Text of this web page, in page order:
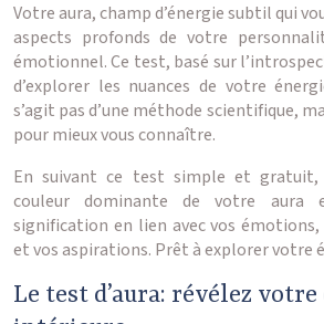
Votre aura, champ d’énergie subtil qui
aspects profonds de votre
émotionnel. Ce test, basé sur
d’explorer les nuances de votre
s’agit pas d’une méthode scientifique,
pour mieux vous connaître.
En suivant ce test simple et gratuit,
couleur dominante de votre aura
signification en lien avec vos
et vos aspirations. Prêt à explorer votre
Le test d’aura: révélez